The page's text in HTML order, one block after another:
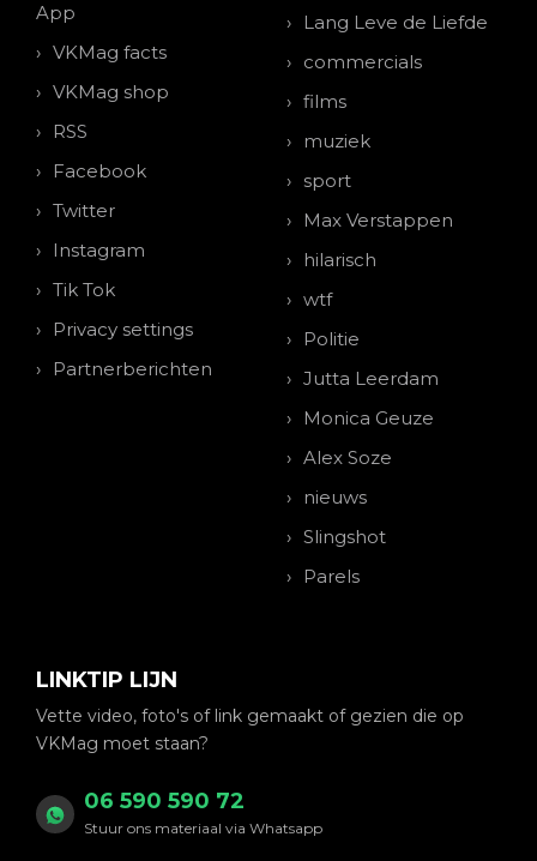
App
VKMag facts
VKMag shop
RSS
Facebook
Twitter
Instagram
Tik Tok
Privacy settings
Partnerberichten
Lang Leve de Liefde
commercials
films
muziek
sport
Max Verstappen
hilarisch
wtf
Politie
Jutta Leerdam
Monica Geuze
Alex Soze
nieuws
Slingshot
Parels
LINKTIP LIJN
Vette video, foto's of link gemaakt of gezien die op
VKMag moet staan?
06 590 590 72
Stuur ons materiaal via Whatsapp